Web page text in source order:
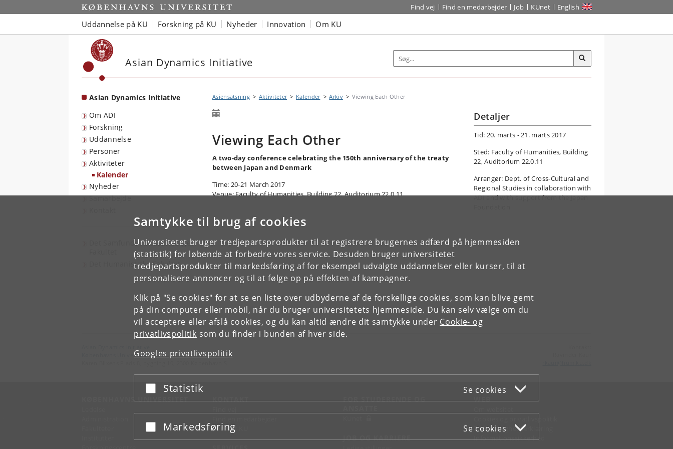
Samtykke til brug af cookies
Universitetet bruger tredjepartsprodukter til at registrere brugernes adfærd på hjemmesiden
(statistik) for løbende at forbedre vores service. Desuden bruger universitetet
tredjepartsprodukter til markedsføring af for eksempel udvalgte uddannelser eller kurser, til at
personalisere annoncer og til at følge op på effekten af kampagner.
Klik på "Se cookies" for at se en liste over udbyderne af de forskellige cookies, som kan blive gemt
på din computer eller mobil, når du bruger universitetets hjemmeside. Du kan selv vælge om du
vil acceptere eller afslå cookies, og du kan altid ændre dit samtykke under Cookie- og
privatlivspolitik som du finder i bunden af hver side.
Googles privatlivspolitik
Acceptér eller afslå
Statistik Se cookies
Acceptér eller afslå
Markedsføring Se cookies
Start Find vej Find en medarbejder Job KUnet English
Uddannelse på KU Forskning på KU Nyheder Innovation Om KU
Asian Dynamics Initiative
Asian Dynamics Initiative
Om ADI
Forskning
Uddannelse
Personer
Aktiviteter
Kalender
Nyheder
Samarbejde
Det Samfundsvidenskabelige
Det Humanistiske Fakultet
Asiensatsning Aktiviteter Kalender Arkiv Viewing Each Other
Viewing Each Other
A two-day conference celebrating the 150th anniversary of the treaty
between Japan and Denmark
Time: 20-21 March 2017
Venue: Faculty of Humanities, Building 22, Auditorium 22.0.11
Detaljer
Tid: 20. marts - 21. marts 2017
Sted: Faculty of Humanities, Building
22, Auditorium 22.0.11
Arrangør: Dept. of Cross-Cultural and
Regional Studies in collaboration with
ADI and with support from the Japan
Københavns Universitet
KØBENHAVNS UNIVERSITET KONTAKT
Kontakt KU
FOR STUDERENDE OG
JOB OG KARRIERE
WEB
Tilgængelighedserklæring
Informationssikkerhed